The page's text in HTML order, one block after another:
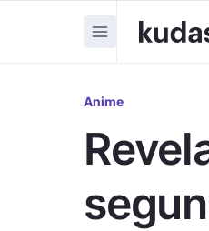
Anime